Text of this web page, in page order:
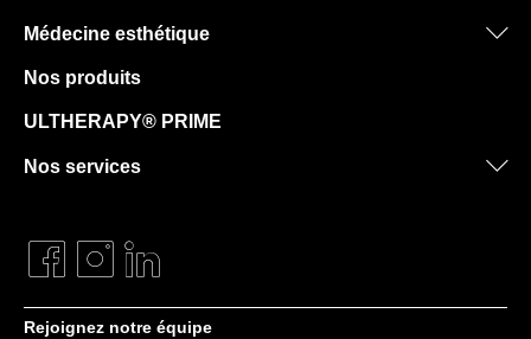
Médecine esthétique
Nos produits
ULTHERAPY® PRIME
Nos services
Rejoignez notre équipe